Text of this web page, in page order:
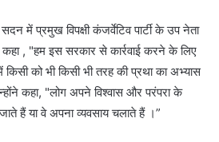
में प्रमुख विपक्षी कंजर्वेटिव पार्टी के उप नेता
, "हम इस सरकार से कार्रवाई करने के लिए
को भी किसी भी तरह की प्रथा का अभ्यास
कहा, "लोग अपने विश्वास और परंपरा के
हैं या वे अपना व्यवसाय चलाते हैं ।”